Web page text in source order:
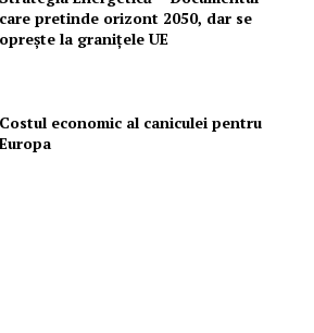
care pretinde orizont 2050, dar se
oprește la granițele UE
Costul economic al caniculei pentru
Europa